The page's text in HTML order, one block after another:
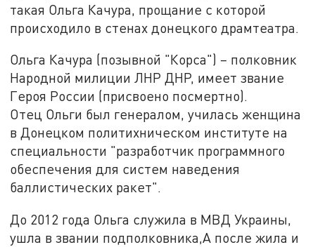
такая Ольга Качура, прощание с которой
происходило в стенах донецкого драмтеатра.
Ольга Качура (позывной "Корса") – полковник
Народной милиции ЛНР ДНР, имеет звание
Героя России (присвоено посмертно).
Отец Ольги был генералом, училась женщина
в Донецком политихническом институте на
специальности "разработчик программного
обеспечения для систем наведения
баллистических ракет".
До 2012 года Ольга служила в МВД Украины,
ушла в звании подполковника,А после жила и